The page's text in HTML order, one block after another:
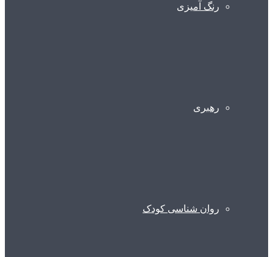
رنگ آمیزی
رهبری
روان شناسی کودک